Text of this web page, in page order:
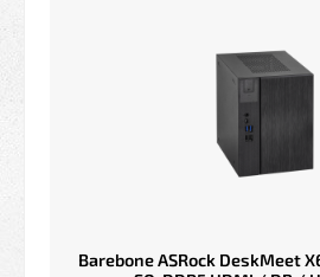
Barebone ASRock DeskMeet